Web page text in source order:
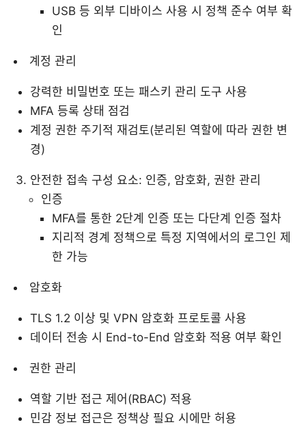
USB 등 외부 디바이스 사용 시 정책 준수 여부 확
인
계정 관리
강력한 비밀번호 또는 패스키 관리 도구 사용
MFA 등록 상태 점검
계정 권한 주기적 재검토(분리된 역할에 따라 권한 변
경)
안전한 접속 구성 요소: 인증, 암호화, 권한 관리
인증
MFA를 통한 2단계 인증 또는 다단계 인증 절차
지리적 경계 정책으로 특정 지역에서의 로그인 제
한 가능
암호화
TLS 1.2 이상 및 VPN 암호화 프로토콜 사용
데이터 전송 시 End-to-End 암호화 적용 여부 확인
권한 관리
역할 기반 접근 제어(RBAC) 적용
민감 정보 접근은 정책상 필요 시에만 허용